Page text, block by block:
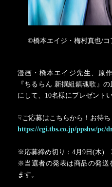
©橋本エイジ・梅村真也/コ
漫画・橋本エイジ先生、原
『ちるらん 新撰組鎮魂歌』
にして、10名様にプレゼント
☟ご応募はこちらから！お待ち
https://cgi.tbs.co.jp/ppshw/pc/
※応募締め切り：4月9日(木)
※当選者の発表は商品の発送
ます。